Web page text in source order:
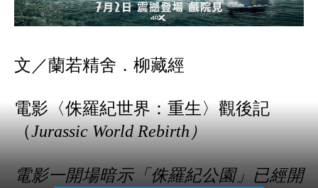
文／蘭若精舍．柳藏經
電影〈侏羅紀世界：重生〉觀後記
（Jurassic World Rebirth）
電影一開場暗示「侏羅紀公園」已經開